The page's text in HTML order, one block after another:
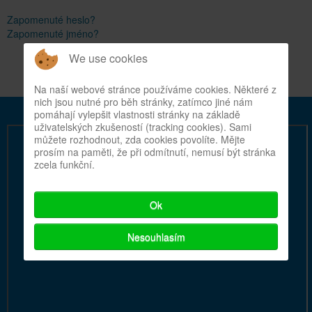
Zapomenuté heslo?
Zapomenuté jméno?
We use cookies
Na naší webové stránce používáme cookies. Některé z
nich jsou nutné pro běh stránky, zatímco jiné nám
pomáhají vylepšit vlastnosti stránky na základě
uživatelských zkušeností (tracking cookies). Sami
můžete rozhodnout, zda cookies povolíte. Mějte
prosím na paměti, že při odmítnutí, nemusí být stránka
zcela funkční.
Ok
Nesouhlasím